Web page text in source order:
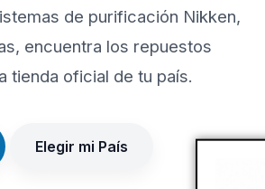
de purificación Nikken,
encuentra los repuestos
tienda oficial de tu país.
Elegir mi País